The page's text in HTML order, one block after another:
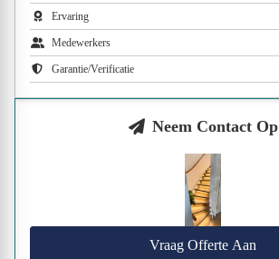
Ervaring
Medewerkers
Garantie/Verificatie
Neem Contact Op
Vraag Offerte Aan